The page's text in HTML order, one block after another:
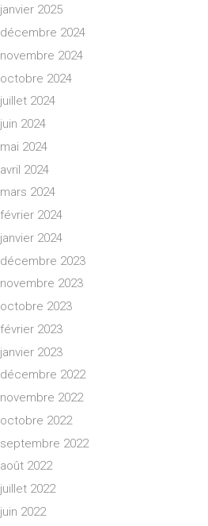
janvier 2025
décembre 2024
novembre 2024
octobre 2024
juillet 2024
juin 2024
mai 2024
avril 2024
mars 2024
février 2024
janvier 2024
décembre 2023
novembre 2023
octobre 2023
février 2023
janvier 2023
décembre 2022
novembre 2022
octobre 2022
septembre 2022
août 2022
juillet 2022
juin 2022